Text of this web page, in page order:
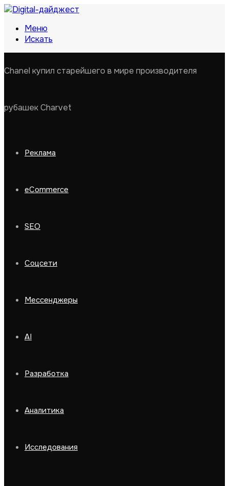
Меню
Искать
Chanel купил старейшего в мире производителя
рубашек Charvet
Реклама
eCommerce
SEO
Соцсети
Мессенджеры
AI
Разработка
Аналитика
Исследования